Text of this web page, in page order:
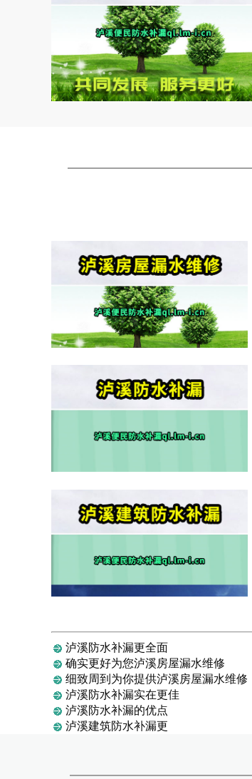
泸溪防水补漏更全面
确实更好为您泸溪房屋漏水维修
细致周到为你提供泸溪房屋漏水维修
泸溪防水补漏实在更佳
泸溪防水补漏的优点
泸溪建筑防水补漏更